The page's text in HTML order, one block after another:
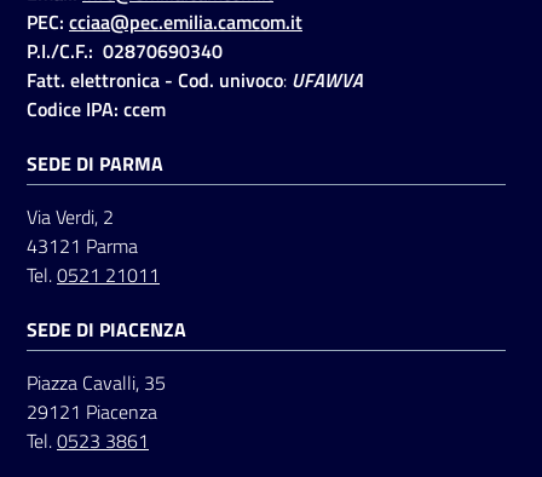
PEC: cciaa@pec.emilia.camcom.it
P.I./C.F.: 02870690340
Fatt. elettronica - Cod. univoco: UFAWVA
Codice IPA: ccem
SEDE DI PARMA
Via Verdi, 2
43121 Parma
Tel.0521 21011
SEDE DI PIACENZA
Piazza Cavalli, 35
29121 Piacenza
Tel.0523 3861